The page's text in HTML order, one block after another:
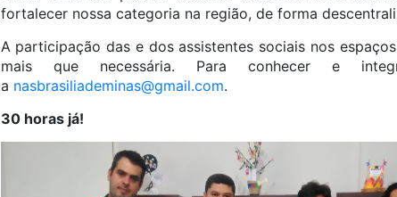
fortalecer nossa categoria na região, de forma
A participação das e dos assistentes sociais nos
mais que necessária. Para conhecer e
a nasbrasiliademinas@gmail.com.
30 horas já!